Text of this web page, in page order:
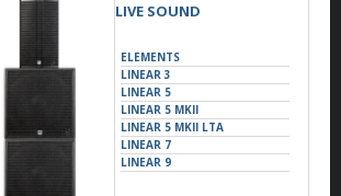
LIVE SOUND
ELEMENTS
LINEAR 3
LINEAR 5
LINEAR 5 MKII
LINEAR 5 MKII LTA
LINEAR 7
LINEAR 9